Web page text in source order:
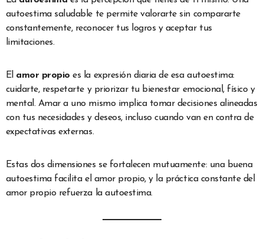
autoestima saludable te permite valorarte sin compararte
constantemente, reconocer tus logros y aceptar tus
limitaciones.
El amor propio es la expresión diaria de esa autoestima:
cuidarte, respetarte y priorizar tu bienestar emocional, físico y
mental. Amar a uno mismo implica tomar decisiones alineadas
con tus necesidades y deseos, incluso cuando van en contra de
expectativas externas.
Estas dos dimensiones se fortalecen mutuamente: una buena
autoestima facilita el amor propio, y la práctica constante del
amor propio refuerza la autoestima.